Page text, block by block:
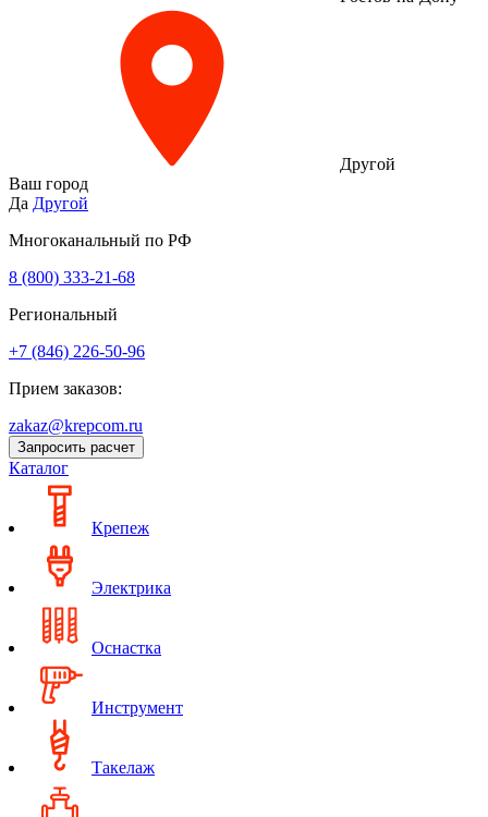
Другой
Ваш город
Да Другой
Многоканальный по РФ
8 (800) 333‑21-68
Региональный
+7 (846) 226-50-96
Прием заказов:
zakaz@krepcom.ru
Запросить расчет
Каталог
Крепеж
Электрика
Оснастка
Инструмент
Такелаж